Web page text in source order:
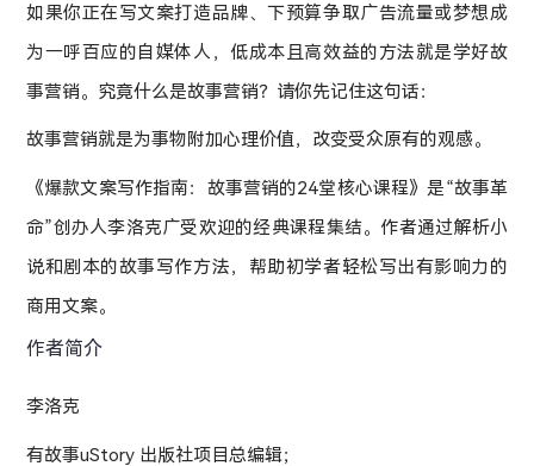
如果你正在写文案打造品牌、下预算争取广告流量或梦想成
为一呼百应的自媒体人，低成本且高效益的方法就是学好故
事营销。究竟什么是故事营销？请你先记住这句话：
故事营销就是为事物附加心理价值，改变受众原有的观感。
《爆款文案写作指南：故事营销的24堂核心课程》是“故事革
命”创办人李洛克广受欢迎的经典课程集结。作者通过解析小
说和剧本的故事写作方法，帮助初学者轻松写出有影响力的
商用文案。
作者简介
李洛克
有故事uStory 出版社项目总编辑；